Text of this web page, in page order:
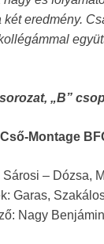
két eredmény.
„B”
Montage
Sárosi – Dózsa,
Garas,
Nagy